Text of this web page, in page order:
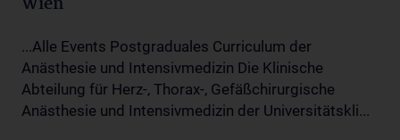
...Alle Events Postgraduales Curriculum der
Anästhesie und Intensivmedizin Die Klinische
Abteilung für Herz-, Thorax-, Gefäßchirurgische
Anästhesie und Intensivmedizin der Universitätskli...